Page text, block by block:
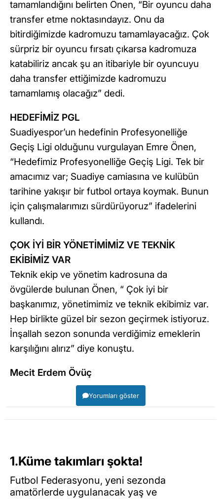
tamamlandığını belirten Önen, “Bir oyuncu daha
transfer etme noktasındayız. Onu da
bitirdiğimizde kadromuzu tamamlayacağız. Çok
sürpriz bir oyuncu fırsatı çıkarsa kadromuza
katabiliriz ancak şu an itibariyle bir oyuncuyu
daha transfer ettiğimizde kadromuzu
tamamlamış olacağız” dedi.
HEDEFİMİZ PGL
Suadiyespor’un hedefinin Profesyonelliğe
Geçiş Ligi olduğunu vurgulayan Emre Önen,
“Hedefimiz Profesyonelliğe Geçiş Ligi. Tek bir
amacımız var; Suadiye camiasına ve kulübün
tarihine yakışır bir futbol ortaya koymak. Bunun
için çalışmalarımızı sürdürüyoruz” ifadelerini
kullandı.
ÇOK İYİ BİR YÖNETİMİMİZ VE TEKNİK
EKİBİMİZ VAR
Teknik ekip ve yönetim kadrosuna da
övgülerde bulunan Önen, “ Çok iyi bir
başkanımız, yönetimimiz ve teknik ekibimiz var.
Hep birlikte güzel bir sezon geçirmek istiyoruz.
İnşallah sezon sonunda verdiğimiz emeklerin
karşılığını alırız” diye konuştu.
Mecit Erdem Övüç
Yorumları göster
1.Küme takımları şokta!
Futbol Federasyonu, yeni sezonda
amatörlerde uygulanacak yaş ve